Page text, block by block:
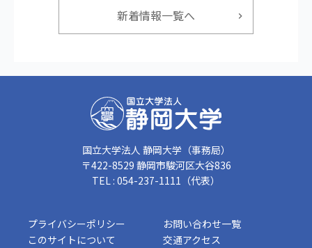
新着情報一覧へ
国立大学法人 静岡大学（事務局）
〒422-8529 静岡市駿河区大谷836
TEL : 054-237-1111（代表）
プライバシーポリシー
このサイトについて
お問い合わせ一覧
交通アクセス